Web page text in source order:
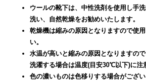
ウールの靴下は、中性洗剤を使用し手
洗い、自然乾燥をお勧めいたします。
乾燥機は縮みの原因となりますので使
い。
水温が高いと縮みの原因となりますの
洗濯する場合は温度(目安30℃以下)に注
色の濃いものは色移りする場合がござ